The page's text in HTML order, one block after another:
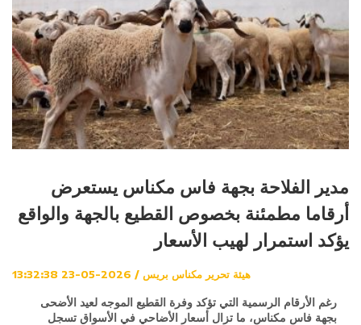
مدير الفلاحة بجهة فاس مكناس يستعرض
أرقاما مطمئنة بخصوص القطيع بالجهة والواقع
يؤكد استمرار لهيب الأسعار
هيئة تحرير مكناس بريس / 2026-05-23 13:32:38
رغم الأرقام الرسمية التي تؤكد وفرة القطيع الموجه لعيد الأضحى
بجهة فاس مكناس، ما تزال أسعار الأضاحي في الأسواق تسجل